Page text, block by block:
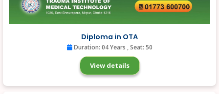
Diploma in OTA
Duration: 04 Years , Seat: 50
View details